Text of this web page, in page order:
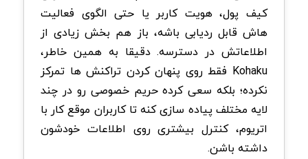
کیف پول، هویت کاربر یا حتی الگوی فعالیت
هاش قابل ردیابی باشه، باز هم بخش زیادی از
اطلاعاتش در دسترسه. دقیقا به همین خاطر،
Kohaku فقط روی پنهان کردن تراکنش ها تمرکز
نکرده؛ بلکه سعی کرده حریم خصوصی رو در چند
لایه مختلف پیاده سازی کنه تا کاربران موقع کار با
اتریوم، کنترل بیشتری روی اطلاعات خودشون
داشته باشن.